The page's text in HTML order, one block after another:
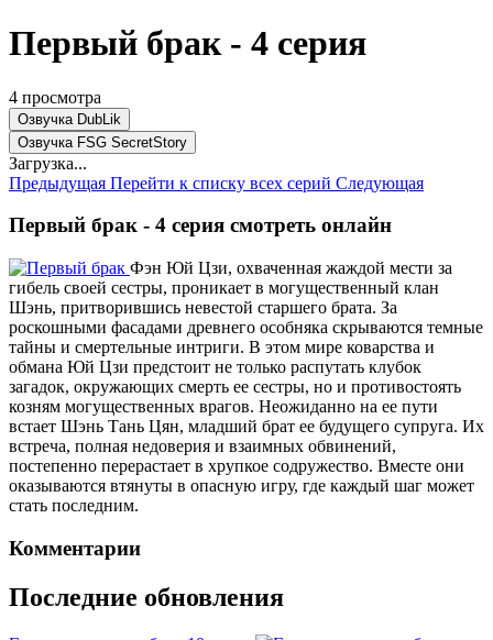
Первый брак - 4 серия
4 просмотра
Озвучка DubLik
Озвучка FSG SecretStory
Загрузка...
Предыдущая Перейти к списку всех серий Следующая
Первый брак - 4 серия смотреть онлайн
Фэн Юй Цзи, охваченная жаждой мести за
гибель своей сестры, проникает в могущественный клан
Шэнь, притворившись невестой старшего брата. За
роскошными фасадами древнего особняка скрываются темные
тайны и смертельные интриги. В этом мире коварства и
обмана Юй Цзи предстоит не только распутать клубок
загадок, окружающих смерть ее сестры, но и противостоять
козням могущественных врагов. Неожиданно на ее пути
встает Шэнь Тань Цян, младший брат ее будущего супруга. Их
встреча, полная недоверия и взаимных обвинений,
постепенно перерастает в хрупкое содружество. Вместе они
оказываются втянуты в опасную игру, где каждый шаг может
стать последним.
Комментарии
Последние обновления